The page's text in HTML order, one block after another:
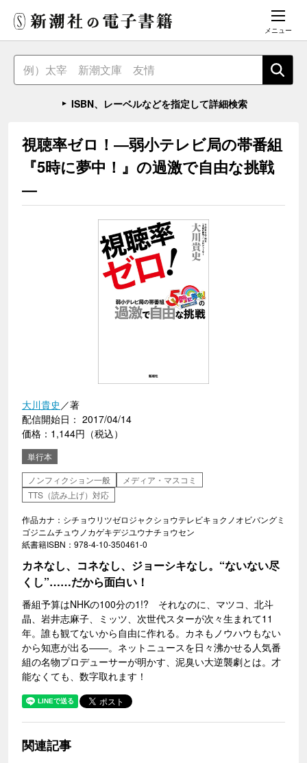
メニュー
ISBN、レーベルなどを指定して詳細検索
視聴率ゼロ！―弱小テレビ局の帯番組
『5時に夢中！』の過激で自由な挑戦
―
大川貴史 ／著
配信開始日： 2017/04/14
価格：1,144円（税込）
単行本
ノンフィクション一般
メディア・マスコミ
TTS（読み上げ）対応
作品カナ：シチョウリツゼロジャクショウテレビキョクノオビバングミ
ゴジニムチュウノカゲキデジユウナチョウセン
紙書籍ISBN：978-4-10-350461-0
カネなし、コネなし、ジョーシキなし。“ないない尽
くし”……だから面白い！
番組予算はNHKの100分の1!? それなのに、マツコ、北斗
晶、岩井志麻子、ミッツ、次世代スターが次々生まれて11
年。誰も観てないから自由に作れる。カネもノウハウもない
から知恵が出る――。ネットニュースを日々沸かせる人気番
組の名物プロデューサーが明かす、泥臭い大逆襲劇とは。才
能なくても、数字取れます！
関連記事